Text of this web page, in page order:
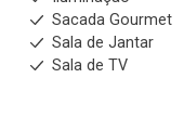
Sacada Gourmet
Sala de Jantar
Sala de TV